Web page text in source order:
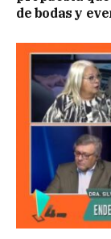
de bodas y